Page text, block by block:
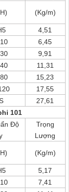
(Kg/m)
4,51
6,45
9,91
11,31
15,23
17,55
27,61
101
Độ
Trọng
Lượng
(Kg/m)
5,17
7,41